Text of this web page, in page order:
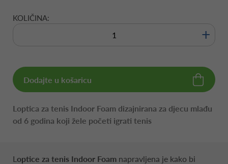
KOLIČINA:
+
Dodajte u košaricu
Loptica za tenis Indoor Foam dizajnirana za djecu mlađu
od 6 godina koji žele početi igrati tenis
L optice za tenis Indoor Foam napravljena je kako bi